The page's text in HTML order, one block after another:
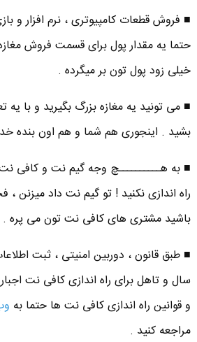
■ فروش قطعات کامپیوتری ، نرم افزار و
حتما یه مقدار پول برای قسمت فروش
خیلی زود پول تون بر میگرده .
■ می تونید یه مغازه بزرگ بگیرید و با یه
بشید . اینجوری هم شما و هم اون بنده
■ به هــــــــــچ وجه گیم نت و کافی
راه اندازی نکنید ! تو گیم نت داد
باشید مشتری های کافی نت تون می پره .
سال و تاهل برای راه اندازی کافی نت
و قوانین راه اندازی کافی نت ها حتما به
مراجعه کنید .